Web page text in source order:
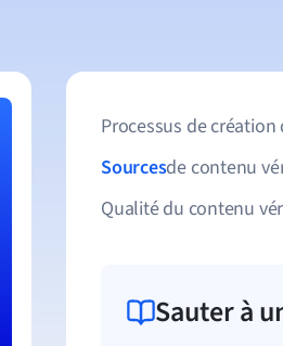
Processus de
Sourcesde contenu
Qualité du contenu
Sauter à